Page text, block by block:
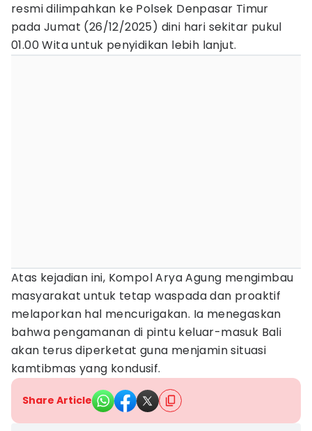
resmi dilimpahkan ke Polsek Denpasar Timur
pada Jumat (26/12/2025) dini hari sekitar pukul
01.00 Wita untuk penyidikan lebih lanjut.
Atas kejadian ini, Kompol Arya Agung mengimbau
masyarakat untuk tetap waspada dan proaktif
melaporkan hal mencurigakan. Ia menegaskan
bahwa pengamanan di pintu keluar-masuk Bali
akan terus diperketat guna menjamin situasi
kamtibmas yang kondusif.
Share Article